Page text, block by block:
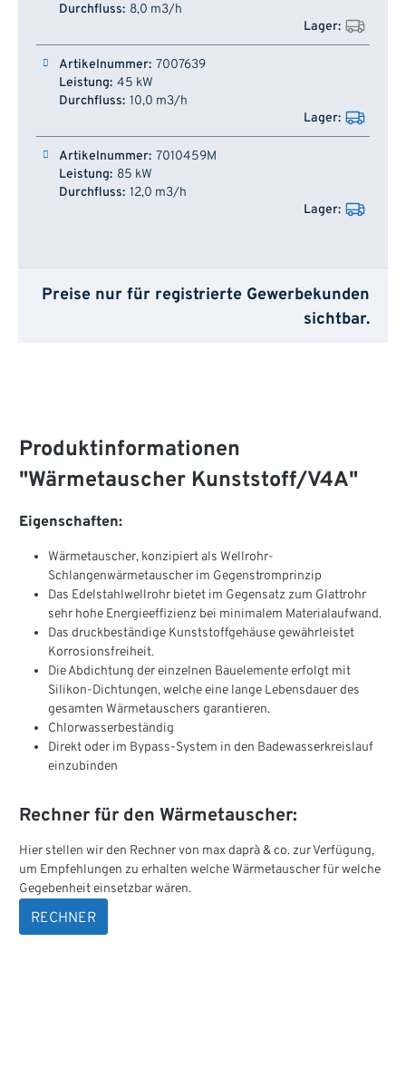
8,0 m3/h
7007639
45 kW
10,0 m3/h
7010459M
85 kW
12,0 m3/h
Preise nur für registrierte Gewerbekunden
sichtbar.
Produktinformationen
"Wärmetauscher Kunststoff/V4A"
Eigenschaften:
Wärmetauscher, konzipiert als Wellrohr-
Schlangenwärmetauscher im Gegenstromprinzip
Das Edelstahlwellrohr bietet im Gegensatz zum Glattrohr
sehr hohe Energieeffizienz bei minimalem Materialaufwand.
Das druckbeständige Kunststoffgehäuse gewährleistet
Korrosionsfreiheit.
Die Abdichtung der einzelnen Bauelemente erfolgt mit
Silikon-Dichtungen, welche eine lange Lebensdauer des
gesamten Wärmetauschers garantieren.
Chlorwasserbeständig
Direkt oder im Bypass-System in den Badewasserkreislauf
einzubinden
Rechner für den Wärmetauscher:
Hier stellen wir den Rechner von max daprà & co. zur Verfügung,
um Empfehlungen zu erhalten welche Wärmetauscher für welche
Gegebenheit einsetzbar wären.
RECHNER